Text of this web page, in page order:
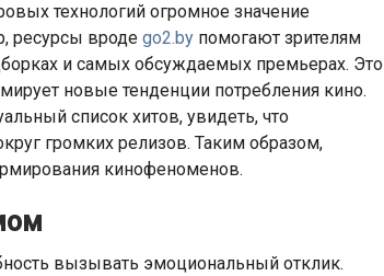
технологий огромное значение
ресурсы вроде go2.by помогают зрителям
и самых обсуждаемых премьерах. Это
новые тенденции потребления кино.
список хитов, увидеть, что
громких релизов. Таким образом,
кинофеноменов.
вызывать эмоциональный отклик.